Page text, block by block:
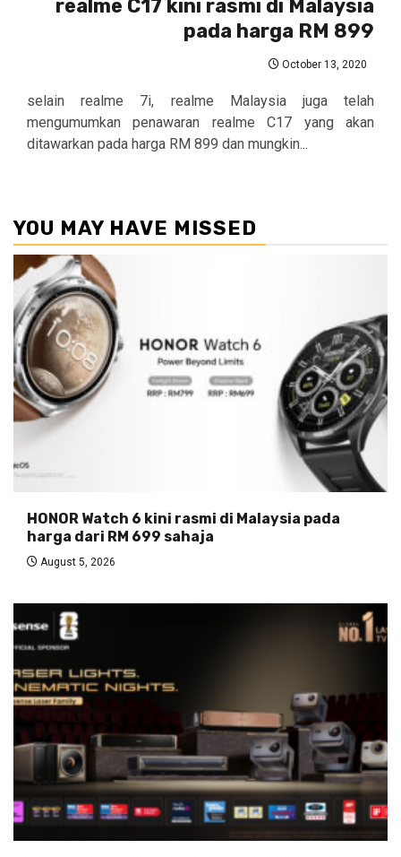
realme C17 kini rasmi di Malaysia
pada harga RM 899
October 13, 2020
selain realme 7i, realme Malaysia juga telah
mengumumkan penawaran realme C17 yang akan
ditawarkan pada harga RM 899 dan mungkin...
YOU MAY HAVE MISSED
HONOR Watch 6 kini rasmi di Malaysia pada
harga dari RM 699 sahaja
August 5, 2026